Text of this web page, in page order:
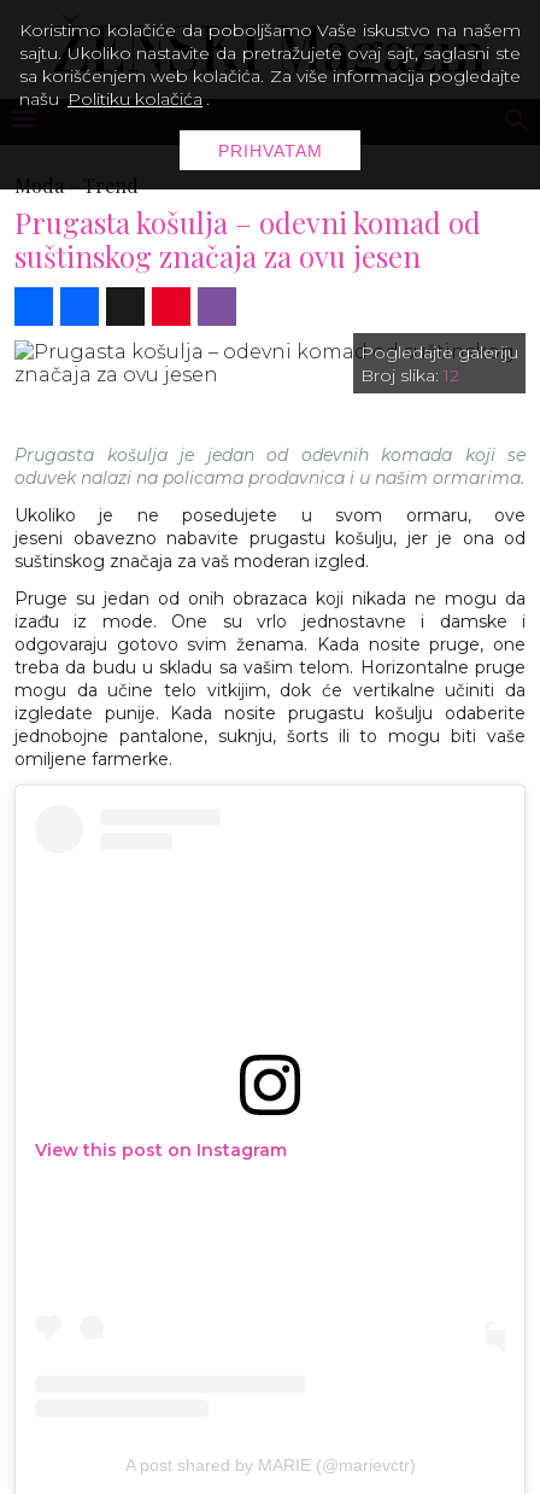
Moda -Trend
Prugasta košulja – odevni komad od
suštinskog značaja za ovu jesen
Pogledajte galeriju
Broj slika:12
Prugasta košulja je jedan od odevnih komada koji se
oduvek nalazi na policama prodavnica i u našim ormarima.
Ukoliko je ne posedujete u svom ormaru, ove
jeseni obavezno nabavite prugastu košulju, jer je ona od
suštinskog značaja za vaš moderan izgled.
Pruge su jedan od onih obrazaca koji nikada ne mogu da
izađu iz mode. One su vrlo jednostavne i damske i
odgovaraju gotovo svim ženama. Kada nosite pruge, one
treba da budu u skladu sa vašim telom. Horizontalne pruge
mogu da učine telo vitkijim, dok će vertikalne učiniti da
izgledate punije. Kada nosite prugastu košulju odaberite
jednobojne pantalone, suknju, šorts ili to mogu biti vaše
omiljene farmerke.
View this post on Instagram
A post shared by MARIE (@marievctr)
Koristimo kolačiće da poboljšamo Vaše iskustvo na našem
sajtu. Ukoliko nastavite da pretražujete ovaj sajt, saglasni ste
sa korišćenjem web kolačića. Za više informacija pogledajte
našu Politiku kolačića .
PRIHVATAM